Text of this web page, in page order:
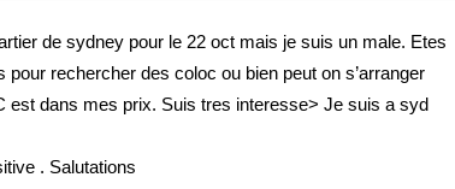
de sydney pour le 22 oct mais je suis un male. Etes
rechercher des coloc ou bien peut on s’arranger
est dans mes prix. Suis tres interesse> Je suis a syd
. Salutations